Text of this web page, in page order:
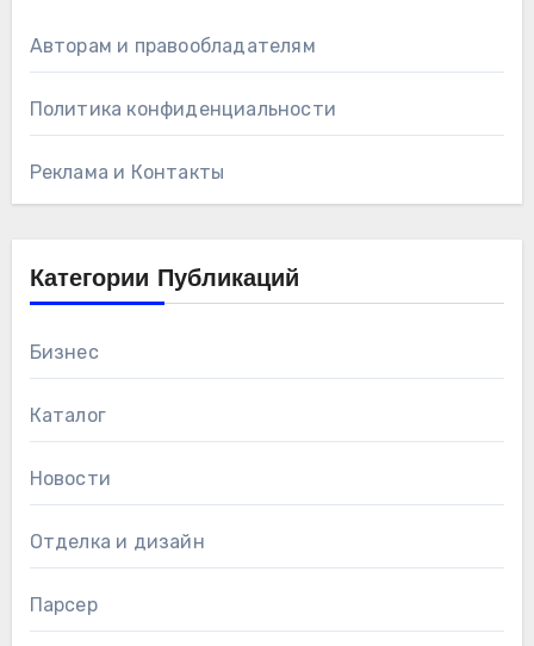
Авторам и правообладателям
Политика конфиденциальности
Реклама и Контакты
Категории Публикаций
Бизнес
Каталог
Новости
Отделка и дизайн
Парсер